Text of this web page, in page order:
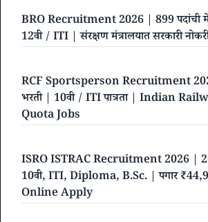
BRO Recruitment 2026 | 899 पदांची
12वी / ITI | संरक्षण मंत्रालयात सरकारी
RCF Sportsperson Recruitment
भरती | 10वी / ITI पात्रता | Indian
Quota Jobs
ISRO ISTRAC Recruitment 2026 | 26
10वी, ITI, Diploma, B.Sc. | पगार
Online Apply